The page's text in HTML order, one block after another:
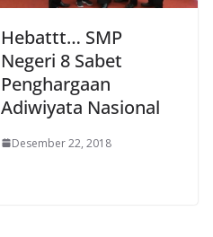
Hebattt… SMP
Negeri 8 Sabet
Penghargaan
Adiwiyata Nasional
Desember 22, 2018